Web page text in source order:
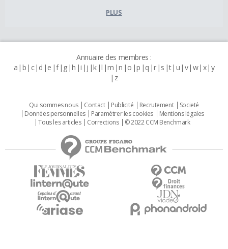
PLUS
Annuaire des membres :
a b c d e f g h i j k l m n o p q r s t u v w x y
z
Qui sommes nous Contact Publicité Recrutement
Societé
Données personnelles
Paramétrer les cookies
Mentions légales
Tous les articles
Corrections © 2022 CCM Benchmark